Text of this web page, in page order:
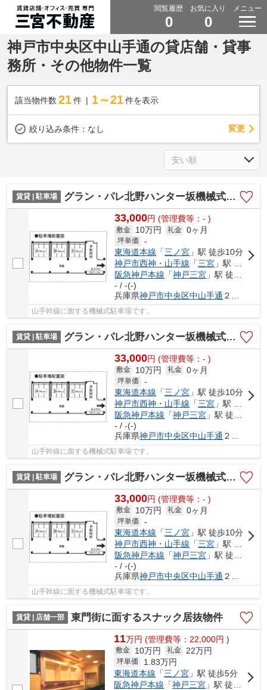
閲覧履歴
0
お気に入り
0
メニュー
神戸市中央区中山手通の貸店舗・貸事
務所・その他物件一覧
該当物件数 21件 1～21 件を表示
絞り込み条件： なし 変更
賃貸 | 駐車場 グラン・パレ北野ハンター坂機械式駐車場
33,000円 (管理費等：- )
敷金 10万円 礼金 0ヶ月
坪単価
-
東海道本線 「三ノ宮 」駅 徒歩10分
神戸市西神・山手線 「三宮 」駅 徒歩6分
阪急神戸本線 「神戸三宮 」駅 徒歩7分
- / -(-)
兵庫県神戸市中央区中山手通 ２丁目
山手幹線に面する機械式駐車場です。
賃貸 | 駐車場 グラン・パレ北野ハンター坂機械式駐車場
33,000円 (管理費等：- )
敷金 10万円 礼金 0ヶ月
坪単価
-
東海道本線 「三ノ宮 」駅 徒歩10分
神戸市西神・山手線 「三宮 」駅 徒歩6分
阪急神戸本線 「神戸三宮 」駅 徒歩7分
- / -(-)
兵庫県神戸市中央区中山手通 ２丁目
山手幹線に面する機械式駐車場です。
賃貸 | 駐車場 グラン・パレ北野ハンター坂機械式駐車場
33,000円 (管理費等：- )
敷金 10万円 礼金 0ヶ月
坪単価
-
東海道本線 「三ノ宮 」駅 徒歩10分
神戸市西神・山手線 「三宮 」駅 徒歩6分
阪急神戸本線 「神戸三宮 」駅 徒歩7分
- / -(-)
兵庫県神戸市中央区中山手通 ２丁目
山手幹線に面する機械式駐車場です。
賃貸 | 店舗一部 東門街に面するスナック居抜物件
11万円 (管理費等：22,000円 )
敷金 10万円 礼金 22万円
坪単価 1.83万円
東海道本線 「三ノ宮 」駅 徒歩5分
阪急神戸本線 「神戸三宮 」駅 徒歩5分